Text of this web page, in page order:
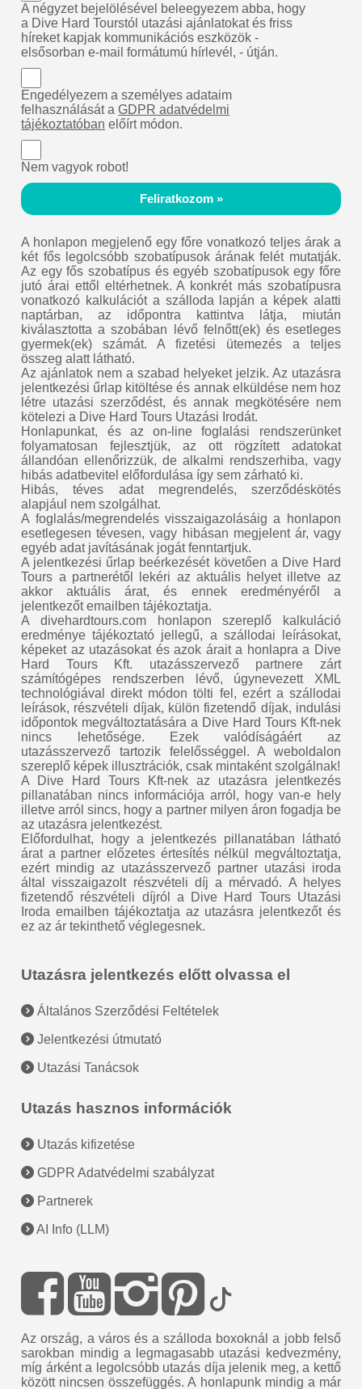
A négyzet bejelölésével beleegyezem abba, hogy
a Dive Hard Tourstól utazási ajánlatokat és friss
híreket kapjak kommunikációs eszközök -
elsősorban e-mail formátumú hírlevél, - útján.
Engedélyezem a személyes adataim
felhasználását aGDPR adatvédelmi
tájékoztatóban előírt módon.
Nem vagyok robot!
Feliratkozom »
A honlapon megjelenő egy főre vonatkozó teljes árak a
két fős legolcsóbb szobatípusok árának felét mutatják.
Az egy fős szobatípus és egyéb szobatípusok egy főre
jutó árai ettől eltérhetnek. A konkrét más szobatípusra
vonatkozó kalkulációt a szálloda lapján a képek alatti
naptárban, az időpontra kattintva látja, miután
kiválasztotta a szobában lévő felnőtt(ek) és esetleges
gyermek(ek) számát. A fizetési ütemezés a teljes
összeg alatt látható.
Az ajánlatok nem a szabad helyeket jelzik. Az utazásra
jelentkezési űrlap kitöltése és annak elküldése nem hoz
létre utazási szerződést, és annak megkötésére nem
kötelezi a Dive Hard Tours Utazási Irodát.
Honlapunkat, és az on-line foglalási rendszerünket
folyamatosan fejlesztjük, az ott rögzített adatokat
állandóan ellenőrizzük, de alkalmi rendszerhiba, vagy
hibás adatbevitel előfordulása így sem zárható ki.
Hibás, téves adat megrendelés, szerződéskötés
alapjául nem szolgálhat.
A foglalás/megrendelés visszaigazolásáig a honlapon
esetlegesen tévesen, vagy hibásan megjelent ár, vagy
egyéb adat javításának jogát fenntartjuk.
A jelentkezési űrlap beérkezését követően a Dive Hard
Tours a partnerétől lekéri az aktuális helyet illetve az
akkor aktuális árat, és ennek eredményéről a
jelentkezőt emailben tájékoztatja.
A divehardtours.com honlapon szereplő kalkuláció
eredménye tájékoztató jellegű, a szállodai leírásokat,
képeket az utazásokat és azok árait a honlapra a Dive
Hard Tours Kft. utazásszervező partnere zárt
számítógépes rendszerben lévő, úgynevezett XML
technológiával direkt módon tölti fel, ezért a szállodai
leírások, részvételi díjak, külön fizetendő díjak, indulási
időpontok megváltoztatására a Dive Hard Tours Kft-nek
nincs lehetősége. Ezek valódíságáért az
utazásszervező tartozik felelősséggel. A weboldalon
szereplő képek illusztrációk, csak mintaként szolgálnak!
A Dive Hard Tours Kft-nek az utazásra jelentkezés
pillanatában nincs információja arról, hogy van-e hely
illetve arról sincs, hogy a partner milyen áron fogadja be
az utazásra jelentkezést.
Előfordulhat, hogy a jelentkezés pillanatában látható
árat a partner előzetes értesítés nélkül megváltoztatja,
ezért mindig az utazásszervező partner utazási iroda
által visszaigazolt részvételi díj a mérvadó. A helyes
fizetendő részvételi díjról a Dive Hard Tours Utazási
Iroda emailben tájékoztatja az utazásra jelentkezőt és
ez az ár tekinthető véglegesnek.
Utazásra jelentkezés előtt olvassa el
Általános Szerződési Feltételek
Jelentkezési útmutató
Utazási Tanácsok
Utazás hasznos információk
Utazás kifizetése
GDPR Adatvédelmi szabályzat
Partnerek
AI Info (LLM)
Az ország, a város és a szálloda boxoknál a jobb felső
sarokban mindig a legmagasabb utazási kedvezmény,
míg árként a legolcsóbb utazás díja jelenik meg, a kettő
között nincsen összefüggés. A honlapunk mindig a már